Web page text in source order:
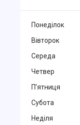
Понеділок
Вівторок
Середа
Четвер
Пʼятниця
Субота
Неділя